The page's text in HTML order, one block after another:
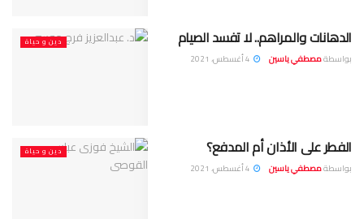
دين و حياة الدهانات والمراهم.. لا تفسد الصيام
بواسطةمصطفي ياسين
دين و حياة الفطر على الأذان أم المدفع؟
بواسطةمصطفي ياسين